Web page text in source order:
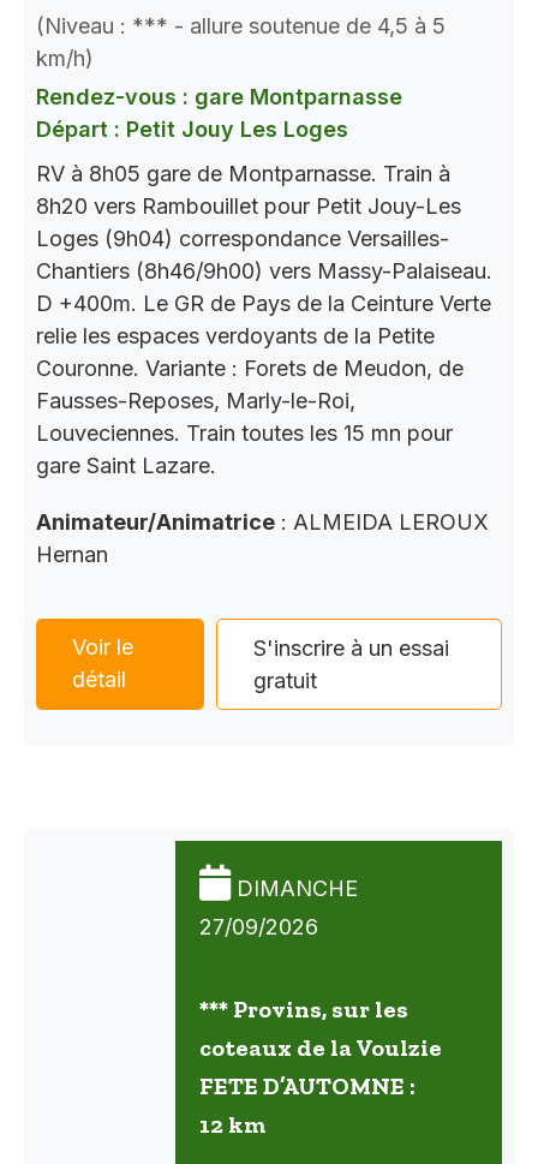
(Niveau : *** - allure soutenue de 4,5 à 5
km/h)
Rendez-vous : gare Montparnasse
Départ : Petit Jouy Les Loges
RV à 8h05 gare de Montparnasse. Train à
8h20 vers Rambouillet pour Petit Jouy-Les
Loges (9h04) correspondance Versailles-
Chantiers (8h46/9h00) vers Massy-Palaiseau.
D +400m. Le GR de Pays de la Ceinture Verte
relie les espaces verdoyants de la Petite
Couronne. Variante : Forets de Meudon, de
Fausses-Reposes, Marly-le-Roi,
Louveciennes. Train toutes les 15 mn pour
gare Saint Lazare.
Animateur/Animatrice : ALMEIDA LEROUX
Hernan
Voir le
détail
S'inscrire à un essai
gratuit
DIMANCHE
27/09/2026
*** Provins, sur les
coteaux de la Voulzie
FETE D’AUTOMNE :
12 km